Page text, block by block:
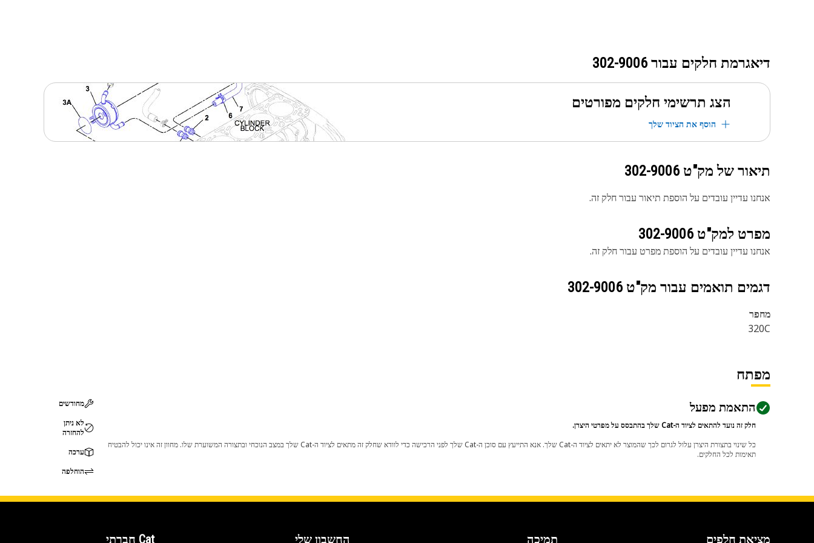
דיאגרמת חלקים עבור 302-9006
הצג תרשימי חלקים מפורטים
הוסף את הציוד שלך
תיאור של מק"ט 302-9006
אנחנו עדיין עובדים על הוספת תיאור עבור חלק זה.
מפרט למק"ט 302-9006
אנחנו עדיין עובדים על הוספת מפרט עבור חלק זה.
דגמים תואמים עבור מק"ט 302-9006
מחפר
320C
מפתח
התאמת מפעל
חלק זה נועד להתאים לציוד ה-Cat שלך בהתבסס על מפרטי היצרן.
כל שינוי בתצורת היצרן עלול לגרום לכך שהמוצר לא יתאים לציוד ה-Cat שלך. אנא התייעץ עם סוכן ה-Cat שלך לפני הרכישה כדי לוודא שחלק זה מתאים לציוד ה-Cat שלך במצב הנוכחי ובתצורה המשוערת שלו. מחוון זה אינו יכול להבטיח
תאימות לכל החלקים.
מחודשים
לא ניתן
להחזרה
ערכה
הוחלפה
מציאת חלפים תמיכה החשבון שלי Cat חברתי